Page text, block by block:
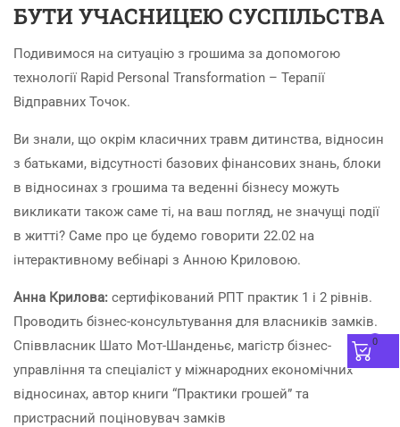
БУТИ УЧАСНИЦЕЮ СУСПІЛЬСТВА
Подивимося на ситуацію з грошима за допомогою
технології Rapid Personal Transformation – Терапії
Відправних Точок.
Ви знали, що окрім класичних травм дитинства, відносин
з батьками, відсутності базових фінансових знань, блоки
в відносинах з грошима та веденні бізнесу можуть
викликати також саме ті, на ваш погляд, не значущі події
в житті? Саме про це будемо говорити 22.02 на
інтерактивному вебінарі з Анною Криловою.
Анна Крилова: сертифікований РПТ практик 1 і 2 рівнів.
Проводить бізнес-консультування для власників замків.
Співвласник Шато Мот-Шанденьє, магістр бізнес-
управління та спеціаліст у міжнародних економічних
відносинах, автор книги “Практики грошей” та
пристрасний поціновувач замків
0